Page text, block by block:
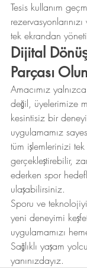
Tesis kullanım
tek ekrandan
Dijital
Parçası Olun
Amacımız
değil, üyelerimize
kesintisiz bir
uygulamamız
tüm işlemlerinizi
gerçekleştirebilir,
ederken spor
ulaşabilirsiniz.
Sporu ve
yeni deneyimi
uygulamamızı
Sağlıklı yaşam
yanınızdayız.